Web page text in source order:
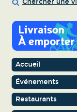
Chercher une
Accueil
Événements
Restaurants